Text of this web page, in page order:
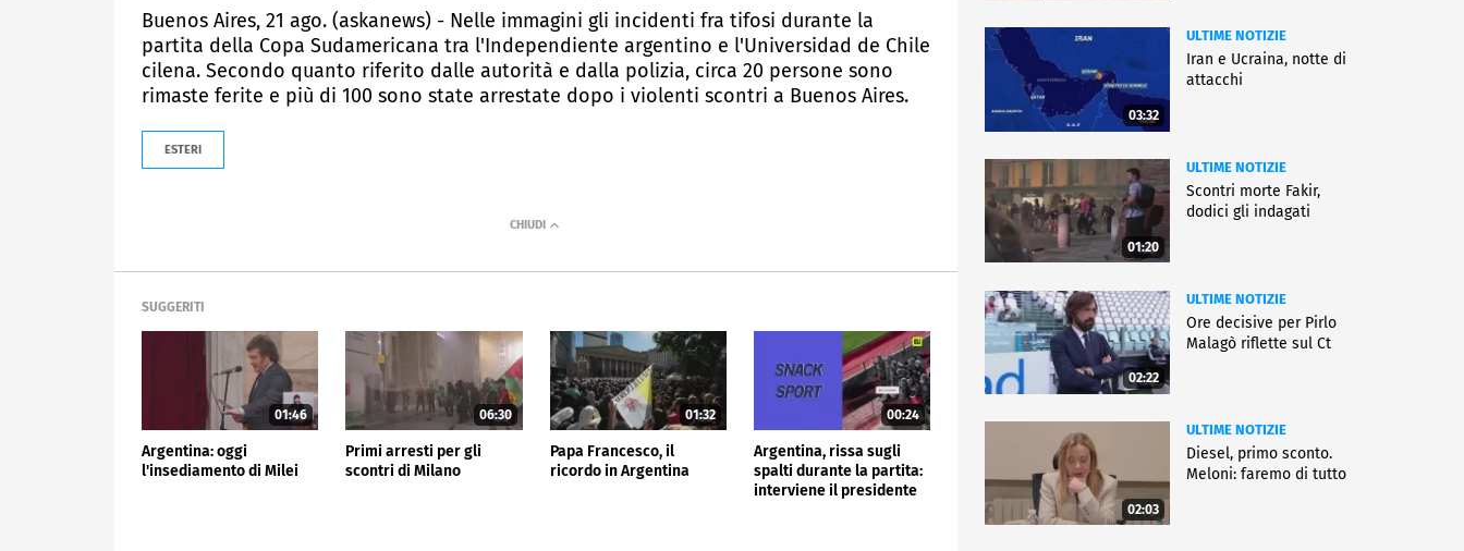
Buenos Aires, 21 ago. (askanews) - Nelle immagini gli incidenti fra tifosi durante la
partita della Copa Sudamericana tra l'Independiente argentino e l'Universidad de Chile
cilena. Secondo quanto riferito dalle autorità e dalla polizia, circa 20 persone sono
rimaste ferite e più di 100 sono state arrestate dopo i violenti scontri a Buenos Aires.
ESTERI
SUGGERITI
01:46
Argentina: oggi
l'insediamento di Milei
06:30
Primi arresti per gli
scontri di Milano
01:32
Papa Francesco, il
ricordo in Argentina
00:24
Argentina, rissa sugli
spalti durante la partita:
interviene il presidente
03:32
ULTIME NOTIZIE
Iran e Ucraina, notte di
attacchi
01:20
ULTIME NOTIZIE
Scontri morte Fakir,
dodici gli indagati
02:22
ULTIME NOTIZIE
Ore decisive per Pirlo
Malagò riflette sul Ct
02:03
ULTIME NOTIZIE
Diesel, primo sconto.
Meloni: faremo di tutto